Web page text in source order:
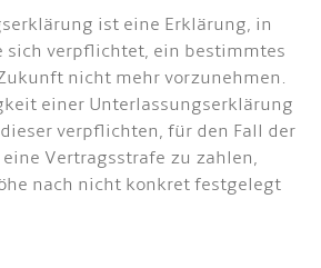
ist eine Erklärung, in
sich verpflichtet, ein bestimmtes
nicht mehr vorzunehmen.
einer Unterlassungserklärung
verpflichten, für den Fall der
Vertragsstrafe zu zahlen,
nach nicht konkret festgelegt